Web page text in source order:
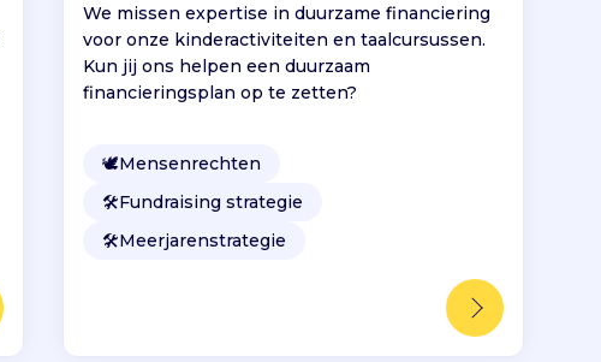
We missen expertise in duurzame financiering
voor onze kinderactiviteiten en taalcursussen.
Kun jij ons helpen een duurzaam
financieringsplan op te zetten?
🕊Mensenrechten
🛠️Fundraising strategie
🛠️Meerjarenstrategie